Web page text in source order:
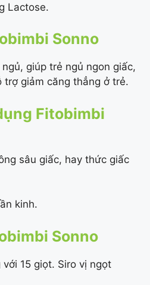
Lactose.
Sonno
giúp trẻ ngủ ngon giấc,
trợ giảm căng thẳng ở trẻ.
Fitobimbi
sâu giấc, hay thức giấc
kinh.
Sonno
15 giọt. Siro vị ngọt